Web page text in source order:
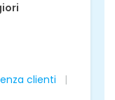
clienti